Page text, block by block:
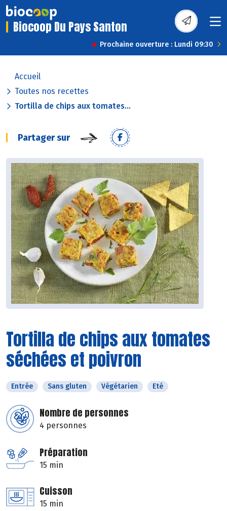
Biocoop Du Pays Santon
Prochaine ouverture : Lundi 09:30
Accueil
Toutes nos recettes
Tortilla de chips aux tomates...
Partager sur
Tortilla de chips aux tomates
séchées et poivron
Entrée Sans gluten Végétarien Eté
Nombre de personnes
4 personnes
Préparation
15 min
Cuisson
15 min